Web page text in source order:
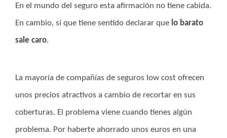
En el mundo del seguro esta afirmación no tiene cabida.
En cambio, sí que tiene sentido declarar que lo barato
sale caro.
La mayoría de compañías de seguros low cost ofrecen
unos precios atractivos a cambio de recortar en sus
coberturas. El problema viene cuando tienes algún
problema. Por haberte ahorrado unos euros en una